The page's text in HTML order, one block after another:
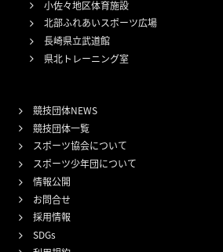
小佐々地区体育施設
北部ふれあいスポーツ広場
長崎県立武道館
県北トレーニング室
競技団体NEWS
競技団体一覧
スポーツ協会について
スポーツ少年団について
情報公開
お問合せ
採用情報
SDGs